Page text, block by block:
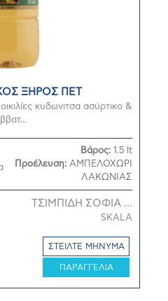
ΞΗΡΟΣ ΠΕΤ
κυδωνιτσα ασύρτικο &
Βάρος: 1.5 lt
Προέλευση: ΑΜΠΕΛΟΧΩΡΙ
ΛΑΚΩΝΙΑΣ
ΤΣΙΜΠΙΔΗ ΣΟΦΙΑ ...
SKALA
ΣΤΕΙΛΤΕ ΜΗΝΥΜΑ
ΠΑΡΑΓΓΕΛΙΑ